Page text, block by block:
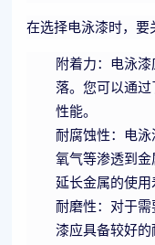
在选择电泳漆时，要
附着力：电泳
落。您可以通
性能。
耐腐蚀性：电泳
氧气等渗透到
延长金属的使用
耐磨性：对于
漆应具备较好